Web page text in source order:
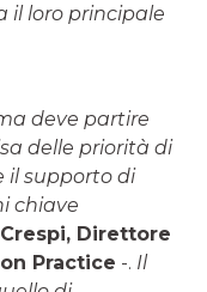
il loro principale
deve partire
delle priorità di
il supporto di
chiave
Direttore
Practice -. Il